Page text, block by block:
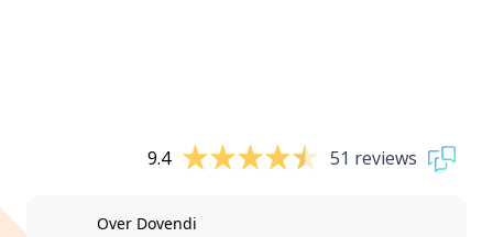
9.4 51 reviews
Over Dovendi